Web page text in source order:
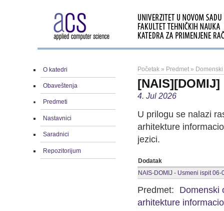
O katedri
Obaveštenja
Predmeti
Nastavnici
Saradnici
Repozitorijum
Početak » Predmet »
4. Jul 2026
U prilogu se nalazi
arhitekture
jezici.
Dodatak
NAIS-DOMIJ - Usmeni ispit
Predmet:
Domenski
arhitekture